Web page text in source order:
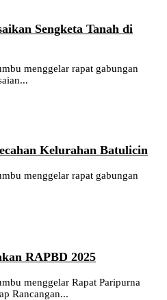
Sengketa Tanah di
menggelar rapat gabungan
Kelurahan Batulicin
menggelar rapat gabungan
RAPBD 2025
menggelar Rapat Paripurna
Rancangan...